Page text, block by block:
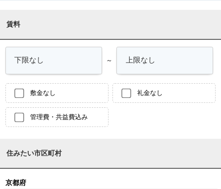
賃料
～
敷金なし 礼金なし
管理費・共益費込み
住みたい市区町村
京都府